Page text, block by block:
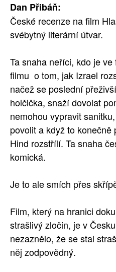
Dan Přibáň:
České recenze na film
svébytný literární útvar.
Ta snaha neříci, kdo je
filmu o tom, jak Izrael
načež se poslední
holčička, snaží dovolat
nemohou vypravit
povolit a když to
Hind rozstřílí. Ta snaha
komická.
Je to ale smích přes
Film, který na hranici
strašlivý zločin, je v
nezaznělo, že se stal
něj zodpovědný.